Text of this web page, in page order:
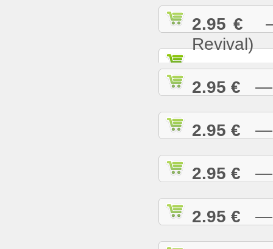
2.95 € —
Revival)
2.95 € —
2.95 € —
2.95 € —
2.95 € —